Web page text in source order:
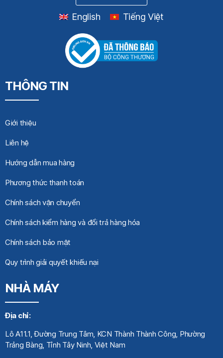
English Tiếng Việt
THÔNG TIN
Giới thiệu
Liên hệ
Hướng dẫn mua hàng
Phương thức thanh toán
Chính sách vận chuyển
Chính sách kiểm hàng và đổi trả hàng hóa
Chính sách bảo mật
Quy trình giải quyết khiếu nại
NHÀ MÁY
Địa chỉ:
Lô A11.1, Đường Trung Tâm, KCN Thành Thành Công, Phường
Trảng Bàng, Tỉnh Tây Ninh, Việt Nam